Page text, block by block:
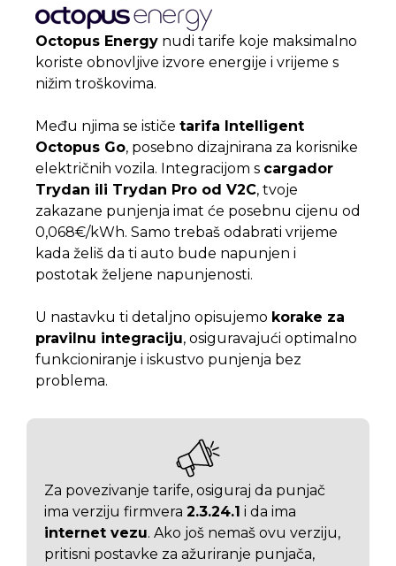
Octopus Energy nudi tarife koje maksimalno
koriste obnovljive izvore energije i vrijeme s
nižim troškovima.
Među njima se ističe tarifa Intelligent
Octopus Go, posebno dizajnirana za korisnike
električnih vozila. Integracijom s cargador
Trydan ili Trydan Pro od V2C, tvoje
zakazane punjenja imat će posebnu cijenu od
0,068€/kWh. Samo trebaš odabrati vrijeme
kada želiš da ti auto bude napunjen i
postotak željene napunjenosti.
U nastavku ti detaljno opisujemo korake za
pravilnu integraciju, osiguravajući optimalno
funkcioniranje i iskustvo punjenja bez
problema.
Za povezivanje tarife, osiguraj da punjač
ima verziju firmvera 2.3.24.1 i da ima
internet vezu. Ako još nemaš ovu verziju,
pritisni postavke za ažuriranje punjača,